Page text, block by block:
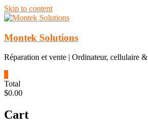
Skip to content
Montek Solutions
Réparation et vente | Ordinateur, cellulaire
Total
$0.00
Cart